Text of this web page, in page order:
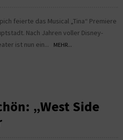
feierte das Musical „Tina“ Premiere
Nach Jahren voller Disney-
ist nun ein...
MEHR...
„West Side